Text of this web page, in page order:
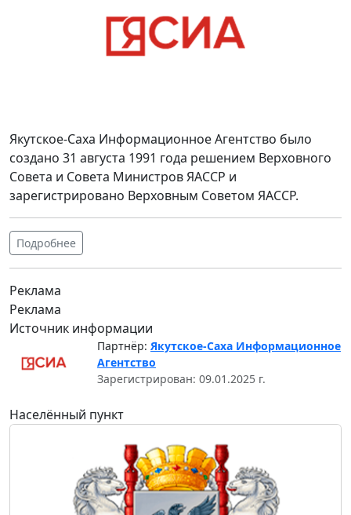
Якутское-Саха Информационное Агентство было
создано 31 августа 1991 года решением Верховного
Совета и Совета Министров ЯАССР и
зарегистрировано Верховным Советом ЯАССР.
Подробнее
Реклама
Реклама
Источник информации
Партнёр: Якутское-Саха Информационное
Агентство
Зарегистрирован: 09.01.2025 г.
Населённый пункт